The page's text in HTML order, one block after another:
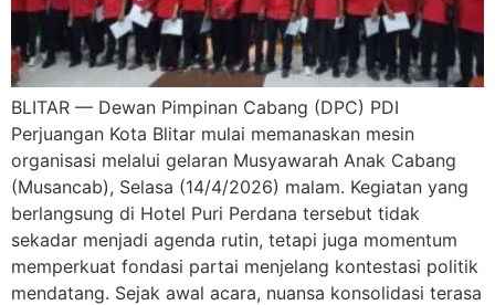
BLITAR — Dewan Pimpinan Cabang (DPC) PDI
Perjuangan Kota Blitar mulai memanaskan mesin
organisasi melalui gelaran Musyawarah Anak Cabang
(Musancab), Selasa (14/4/2026) malam. Kegiatan yang
berlangsung di Hotel Puri Perdana tersebut tidak
sekadar menjadi agenda rutin, tetapi juga momentum
memperkuat fondasi partai menjelang kontestasi politik
mendatang. Sejak awal acara, nuansa konsolidasi terasa